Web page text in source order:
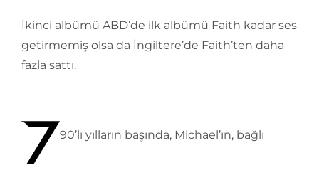
İkinci albümü ABD’de ilk albümü Faith kadar ses
getirmemiş olsa da İngiltere’de Faith’ten daha
fazla sattı.
90’lı yılların başında, Michael’ın, bağlı